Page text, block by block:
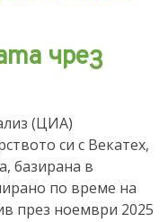
чрез
(ЦИА)
си с Векатех,
базирана в
по време на
през ноември 2025